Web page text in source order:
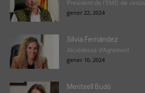
President de l'EMD de Jesús
gener 22, 2024
Sílvia Fernández
Alcaldessa d'Agramunt
gener 10, 2024
Meritxell Budó